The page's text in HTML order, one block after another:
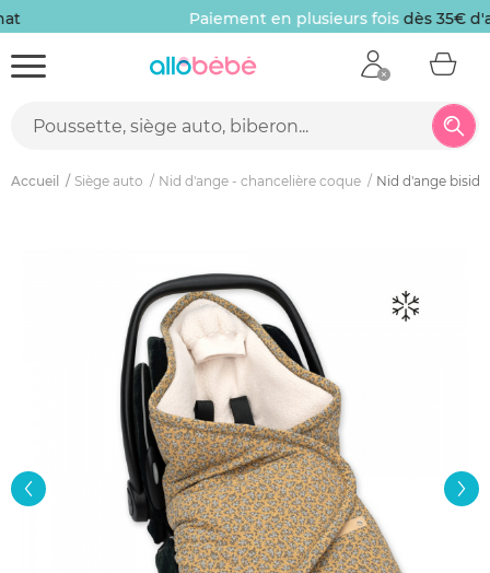
Paiement en plusieurs foisdès 35€ d'achat
Accueil Siège auto Nid d'ange - chancelière coque Nid d'ange